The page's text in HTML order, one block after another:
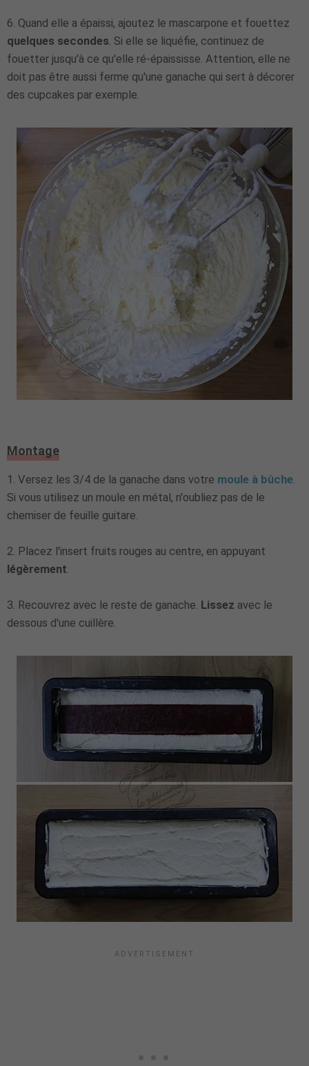
6. Quand elle a épaissi, ajoutez le mascarpone et fouettez
quelques secondes. Si elle se liquéfie, continuez de
fouetter jusqu'à ce qu'elle ré-épaississe. Attention, elle ne
doit pas être aussi ferme qu'une ganache qui sert à décorer
des cupcakes par exemple.
Montage
1. Versez les 3/4 de la ganache dans votre moule à bûche.
Si vous utilisez un moule en métal, n'oubliez pas de le
chemiser de feuille guitare.
2. Placez l'insert fruits rouges au centre, en appuyant
légèrement.
3. Recouvrez avec le reste de ganache. Lissez avec le
dessous d'une cuillère.